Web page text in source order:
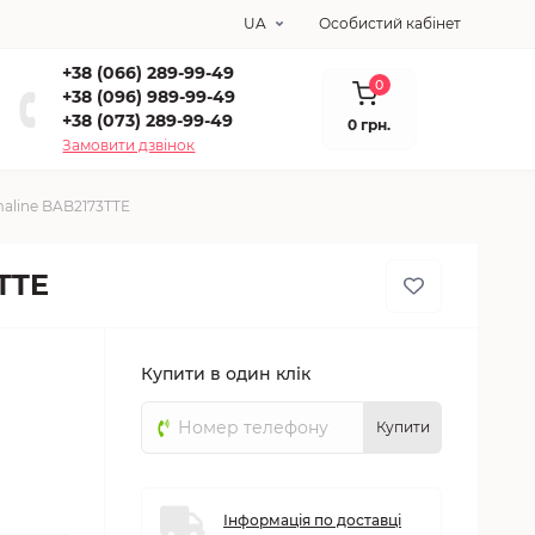
UA Особистий кабінет
+38 (066) 289-99-49
+38 (096) 989-99-49
+38 (073) 289-99-49
Замовити дзвінок
0
0 грн.
BAB2173TTE
Купити в один клік
Купити
Інформація по доставці